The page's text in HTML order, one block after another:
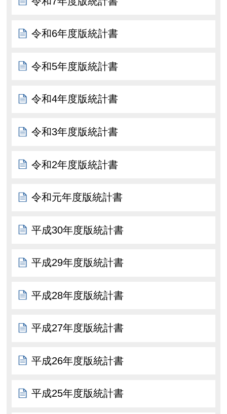
令和6年度版統計書
令和5年度版統計書
令和4年度版統計書
令和3年度版統計書
令和2年度版統計書
令和元年度版統計書
平成30年度版統計書
平成29年度版統計書
平成28年度版統計書
平成27年度版統計書
平成26年度版統計書
平成25年度版統計書